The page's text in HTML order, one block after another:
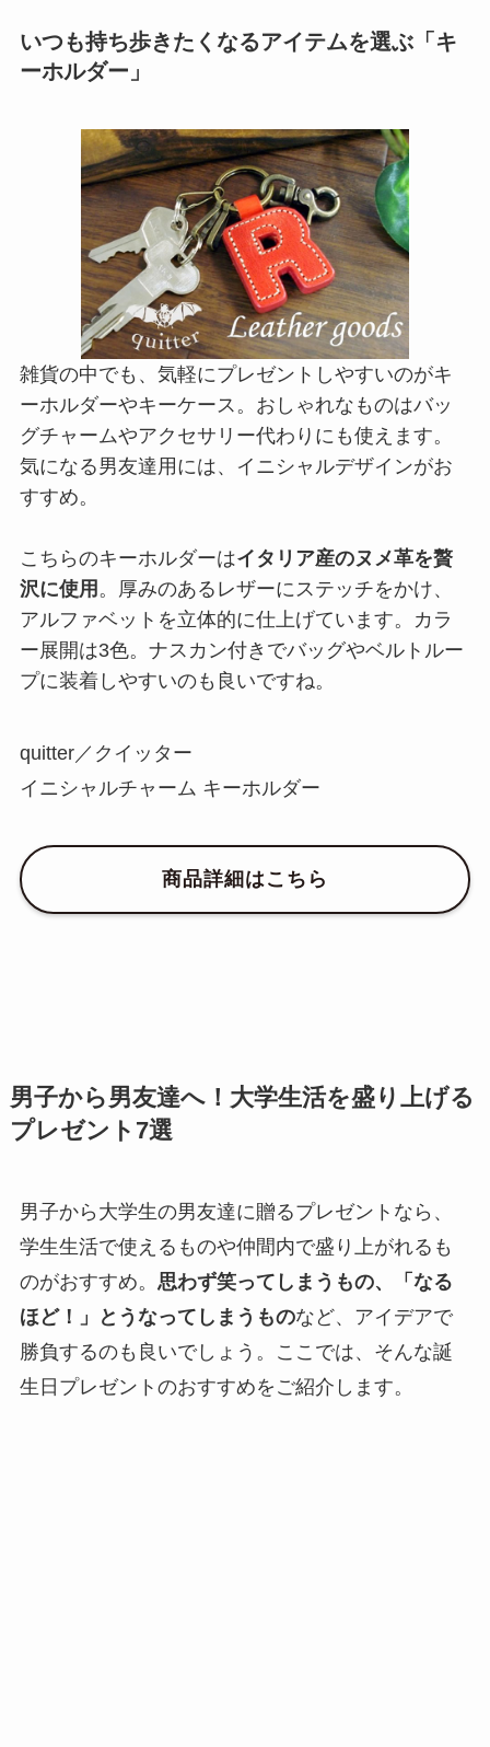
いつも持ち歩きたくなるアイテムを選ぶ「キ
ーホルダー」
雑貨の中でも、気軽にプレゼントしやすいのがキ
ーホルダーやキーケース。おしゃれなものはバッ
グチャームやアクセサリー代わりにも使えます。
気になる男友達用には、イニシャルデザインがお
すすめ。
こちらのキーホルダーはイタリア産のヌメ革を贅
沢に使用 。厚みのあるレザーにステッチをかけ、
アルファベットを立体的に仕上げています。カラ
ー展開は3色。ナスカン付きでバッグやベルトルー
プに装着しやすいのも良いですね。
quitter／クイッター
イニシャルチャーム キーホルダー
商品詳細はこちら
男子から男友達へ！大学生活を盛り上げる
プレゼント7選
男子から大学生の男友達に贈るプレゼントなら、
学生生活で使えるものや仲間内で盛り上がれるも
のがおすすめ。 思わず笑ってしまうもの、「なる
ほど！」とうなってしまうものなど、アイデアで
勝負するのも良いでしょう。ここでは、そんな誕
生日プレゼントのおすすめをご紹介します。